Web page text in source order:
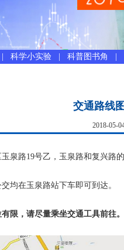
科学小实验 科普图书角
交通路线
2018-05-
泉路19号乙，玉泉路和复兴路
均在玉泉路站下车即可到达。
限，请尽量乘坐交通工具前往。